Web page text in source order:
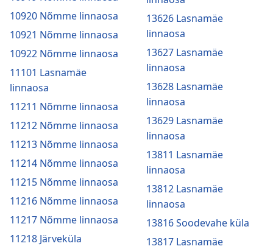
10920 Nõmme linnaosa
10921 Nõmme linnaosa
10922 Nõmme linnaosa
11101 Lasnamäe
linnaosa
11211 Nõmme linnaosa
11212 Nõmme linnaosa
11213 Nõmme linnaosa
11214 Nõmme linnaosa
11215 Nõmme linnaosa
11216 Nõmme linnaosa
11217 Nõmme linnaosa
11218 Järveküla
13626 Lasnamäe
linnaosa
13627 Lasnamäe
linnaosa
13628 Lasnamäe
linnaosa
13629 Lasnamäe
linnaosa
13811 Lasnamäe
linnaosa
13812 Lasnamäe
linnaosa
13816 Soodevahe küla
13817 Lasnamäe